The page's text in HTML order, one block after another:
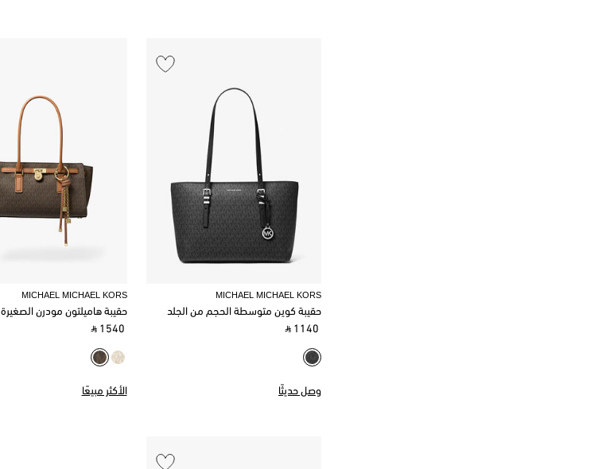
MICHAEL MICHAEL KORS
حقيبة كوين متوسطة الحجم من الجلد
‎ ⃁ 1140 ‎
وصل حديثًا
MICHAEL MICHAEL KORS
حقيبة هاميلتون مودرن الصغيرة
‎ ⃁ 1540 ‎
الأكثر مبيعًا